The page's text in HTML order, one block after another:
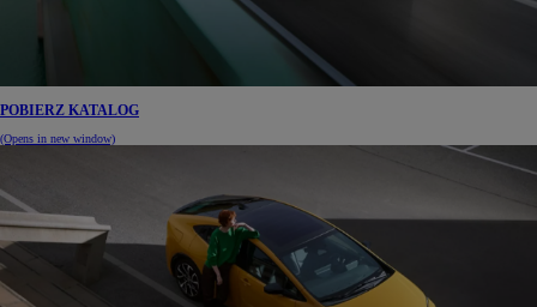
POBIERZ KATALOG
(Opens in new window)